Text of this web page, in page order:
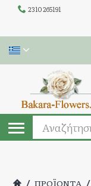
2310 265191
/ ΠΡΟΪΟΝΤΑ /